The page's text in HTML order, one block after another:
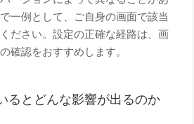
一例として、ご自身の画面で該当
ださい。設定の正確な経路は、画
確認をおすすめします。
るとどんな影響が出るのか